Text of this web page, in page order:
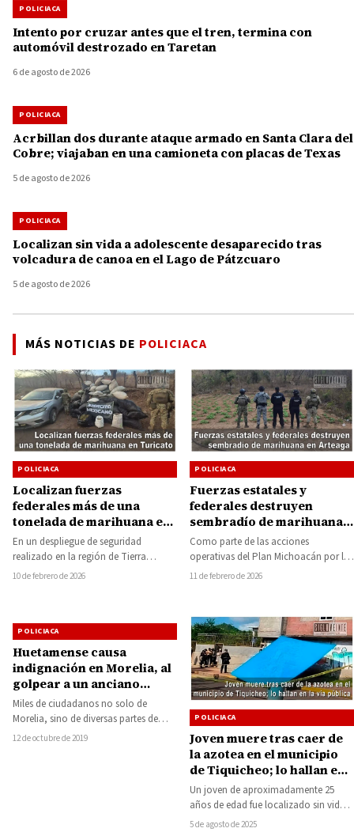
POLICIACA
Intento por cruzar antes que el tren, termina con
automóvil destrozado en Taretan
6 de agosto de 2026
POLICIACA
Acrbillan dos durante ataque armado en Santa Clara del
Cobre; viajaban en una camioneta con placas de Texas
5 de agosto de 2026
POLICIACA
Localizan sin vida a adolescente desaparecido tras
volcadura de canoa en el Lago de Pátzcuaro
5 de agosto de 2026
MÁS NOTICIAS DE POLICIACA
POLICIACA
Localizan fuerzas
federales más de una
tonelada de marihuana en
Turicato
En un despliegue de seguridad
realizado en la región de Tierra
Caliente, los elementos de la Guardia
10 de febrero de 2026
POLICIACA
Fuerzas estatales y
federales destruyen
sembradío de marihuana
en Arteaga
Como parte de las acciones
operativas del Plan Michoacán por la
Paz y la Justicia, elementos de las…
11 de febrero de 2026
POLICIACA
Huetamense causa
indignación en Morelia, al
golpear a un anciano
vendedor de
hamburguesas
Miles de ciudadanos no solo de
Morelia, sino de diversas partes de
Michoacán y otros Estados,
12 de octubre de 2019
POLICIACA
Joven muere tras caer de
la azotea en el municipio
de Tiquicheo; lo hallan en
la vía pública
Un joven de aproximadamente 25
años de edad fue localizado sin vida
la mañana de este martes, en…
5 de agosto de 2025